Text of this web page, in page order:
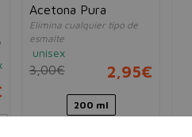
Acetona Pura
Elimina cualquier tipo de
esmalte
unisex
3,00€ 2,95€
200 ml